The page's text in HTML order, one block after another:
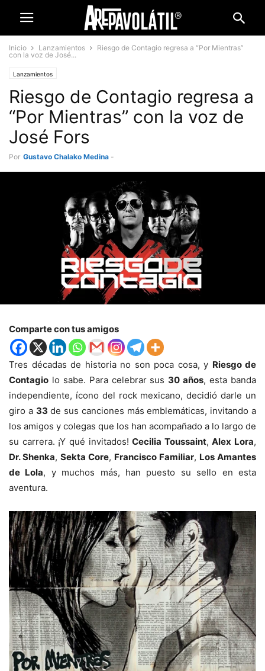
Inicio Lanzamientos
Riesgo de Contagio regresa a “Por Mientras”
con la voz de José...
Lanzamientos
Riesgo de Contagio regresa a
“Por Mientras” con la voz de
José Fors
Por Gustavo Chalako Medina -
Comparte con tus amigos
Tres décadas de historia no son poca cosa, y Riesgo de
Contagio lo sabe. Para celebrar sus 30 años, esta banda
independiente, ícono del rock mexicano, decidió darle un
giro a 33 de sus canciones más emblemáticas, invitando a
los amigos y colegas que los han acompañado a lo largo de
su carrera. ¡Y qué invitados!Cecilia Toussaint,Alex Lora,
Dr. Shenka, Sekta Core, Francisco Familiar, Los Amantes
de Lola, y muchos más, han puesto su sello en esta
aventura.